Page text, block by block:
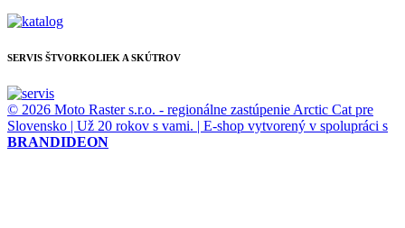
SERVIS ŠTVORKOLIEK A SKÚTROV
© 2026 Moto Raster s.r.o. - regionálne zastúpenie Arctic Cat pre
Slovensko | Už 20 rokov s vami. | E-shop vytvorený v spolupráci s
BRANDIDEON